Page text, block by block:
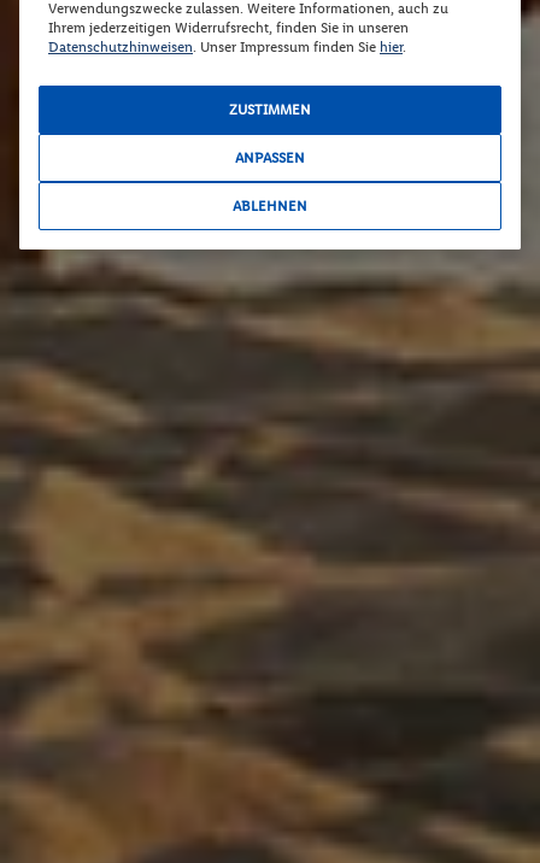
Verwendungszwecke zulassen. Weitere Informationen, auch zu
Ihrem jederzeitigen Widerrufsrecht, finden Sie in unseren
Datenschutzhinweisen. Unser Impressum finden Sie hier.
ZUSTIMMEN
ANPASSEN
ABLEHNEN